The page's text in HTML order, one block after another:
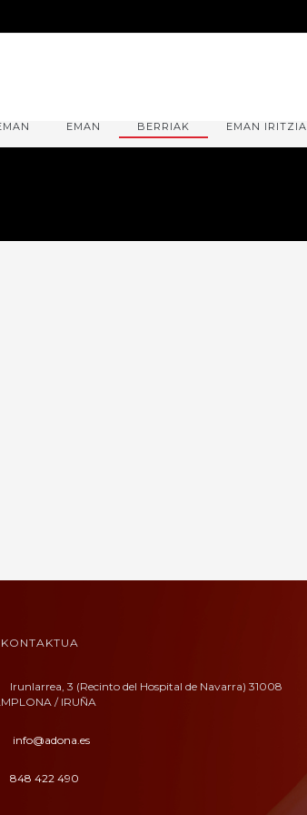
EMAN BERRIAK EMAN IRITZIA
KONTAKTUA
Irunlarrea, 3 (Recinto del Hospital de Navarra) 31008
/ IRUÑA
info@adona.es
848 422 490